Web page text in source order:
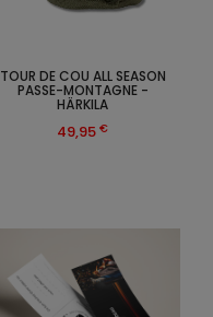
TOUR DE COU ALL SEASON
PASSE-MONTAGNE -
HÄRKILA
49,95 €